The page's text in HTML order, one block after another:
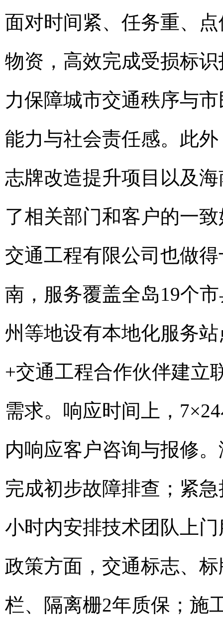
面对时间紧、任务重、
物资，高效完成受损标
力保障城市交通秩序与
能力与社会责任感。此
志牌改造提升项目以及
了相关部门和客户的一
交通工程有限公司也做
南，服务覆盖全岛19个
州等地设有本地化服务
+交通工程合作伙伴建立
需求。响应时间上，
内响应客户咨询与报修
完成初步故障排查；紧
小时内安排技术团队上
政策方面，交通标志、
栏、隔离栅2年质保；施